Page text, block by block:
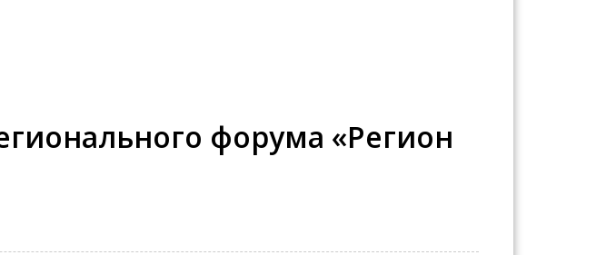
форума «Регион